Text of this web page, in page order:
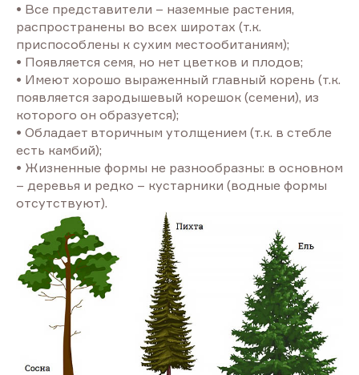
• Все представители – наземные растения,
распространены во всех широтах (т.к.
приспособлены к сухим местообитаниям);
• Появляется семя, но нет цветков и плодов;
• Имеют хорошо выраженный главный корень (т.к.
появляется зародышевый корешок (семени), из
которого он образуется);
• Обладает вторичным утолщением (т.к. в стебле
есть камбий);
• Жизненные формы не разнообразны: в основном
– деревья и редко – кустарники (водные формы
отсутствуют).